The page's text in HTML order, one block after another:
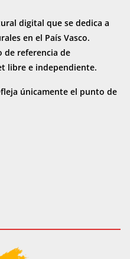
digital que se dedica a
en el País Vasco.
de referencia de
libre e independiente.
únicamente el punto de